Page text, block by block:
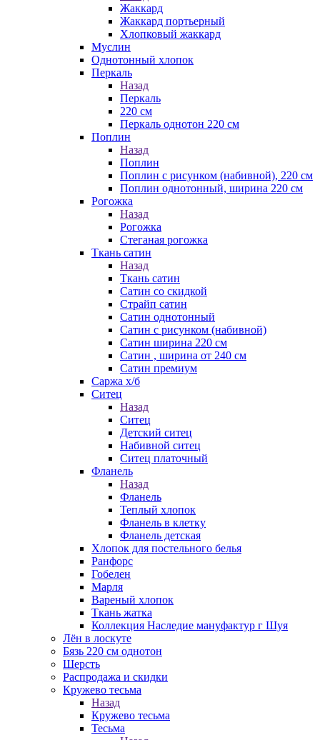
Жаккард
Жаккард портьерный
Хлопковый жаккард
Муслин
Однотонный хлопок
Перкаль
Назад
Перкаль
220 см
Перкаль однотон 220 см
Поплин
Назад
Поплин
Поплин с рисунком (набивной), 220 см
Поплин однотонный, ширина 220 см
Рогожка
Назад
Рогожка
Стеганая рогожка
Ткань сатин
Назад
Ткань сатин
Сатин со скидкой
Страйп сатин
Сатин однотонный
Сатин с рисунком (набивной)
Сатин ширина 220 см
Сатин , ширина от 240 см
Сатин премиум
Саржа х/б
Ситец
Назад
Ситец
Детский ситец
Набивной ситец
Ситец платочный
Фланель
Назад
Фланель
Теплый хлопок
Фланель в клетку
Фланель детская
Хлопок для постельного белья
Ранфорс
Гобелен
Марля
Вареный хлопок
Ткань жатка
Коллекция Наследие мануфактур г Шуя
Лён в лоскуте
Бязь 220 см однотон
Шерсть
Распродажа и скидки
Кружево тесьма
Назад
Кружево тесьма
Тесьма